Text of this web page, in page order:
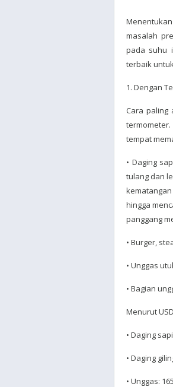
masalah
pada suhu
terbaik
1. Dengan
Cara paling
tempat
• Daging
tulang dan
hingga
panggang
• Burger,
• Unggas
• Bagian
Menurut
• Daging
• Daging
• Unggas: